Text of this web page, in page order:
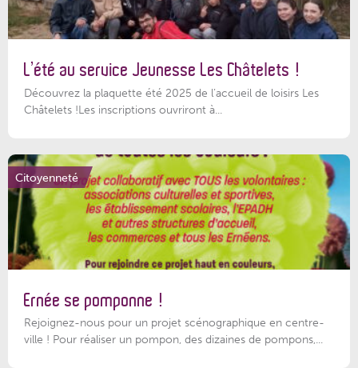
L’été au service Jeunesse Les Châtelets !
Découvrez la plaquette été 2025 de l’accueil de loisirs Les
Châtelets !Les inscriptions ouvriront à...
Citoyenneté
Ernée se pomponne !
Rejoignez-nous pour un projet scénographique en centre-
ville ! Pour réaliser un pompon, des dizaines de pompons,...